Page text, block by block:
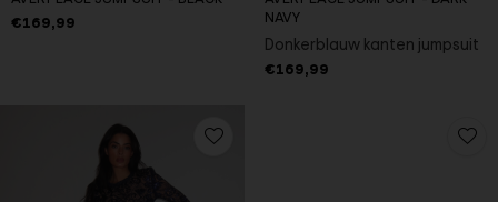
€169,99
NAVY
Donkerblauw kanten jumpsuit
€169,99